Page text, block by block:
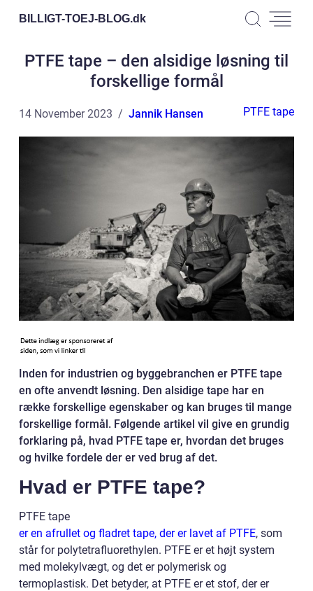
BILLIGT-TOEJ-BLOG.dk
PTFE tape – den alsidige løsning til
forskellige formål
14 November 2023 Jannik Hansen PTFE tape
Inden for industrien og byggebranchen er PTFE tape
en ofte anvendt løsning. Den alsidige tape har en
række forskellige egenskaber og kan bruges til mange
forskellige formål. Følgende artikel vil give en grundig
forklaring på, hvad PTFE tape er, hvordan det bruges
og hvilke fordele der er ved brug af det.
Hvad er PTFE tape?
PTFE tape
er en afrullet og fladret tape, der er lavet af PTFE, som
står for polytetrafluorethylen. PTFE er et højt system
med molekylvægt, og det er polymerisk og
termoplastisk. Det betyder, at PTFE er et stof, der er